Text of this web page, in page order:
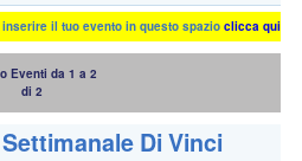
inserire il tuo evento in questo spazioclicca qui
Eventi da 1 a 2
di 2
Di Vinci